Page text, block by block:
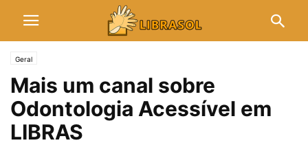
Geral
Mais um canal sobre
Odontologia Acessível em
LIBRAS